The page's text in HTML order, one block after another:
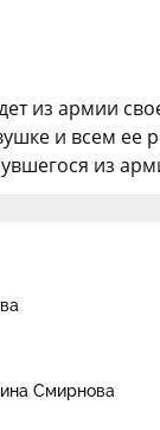
из армии
и всем
из
Смирнова